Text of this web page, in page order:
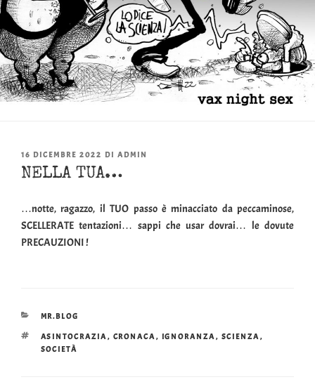
PUBBLICATO
IL
16 DICEMBRE 2022 DI ADMIN
NELLA TUA…
…notte, ragazzo, il TUO passo è minacciato da peccaminose,
SCELLERATE tentazioni… sappi che usar dovrai… le dovute
PRECAUZIONI !
CATEGORIE
MR.BLOG
TAG
ASINTOCRAZIA, CRONACA, IGNORANZA, SCIENZA,
SOCIETÀ